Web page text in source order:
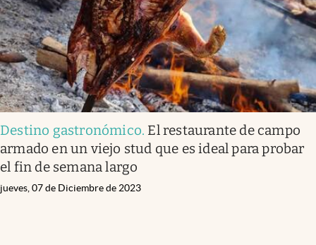
Destino gastronómico. El restaurante de campo
armado en un viejo stud que es ideal para probar
el fin de semana largo
jueves, 07 de Diciembre de 2023